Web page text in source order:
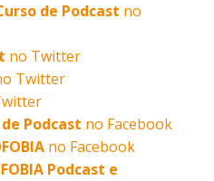
de Podcast no
no Twitter
Twitter
Podcast no Facebook
no Facebook
Podcast e